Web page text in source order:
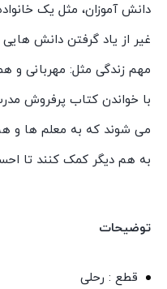
شانون
السن
ترجمه
امیرعلی
انتشارات
سیمای
دانش آموزان، مثل یک
غیر از یاد گرفتن دانش
مهم زندگی مثل: مهربانی و
با خواندن کتاب پرفروش
می شوند که به معلم ها و
به هم دیگر کمک کنند تا
توضیحات
قطع : رحلی